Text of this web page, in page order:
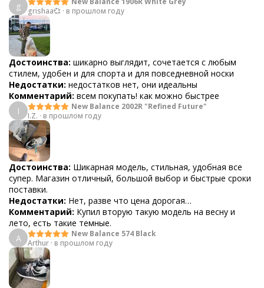
g
grishaa💞 · в прошлом году
Достоинства: шикарно выглядит, сочетается с любым
стилем, удобен и для спорта и для повседневной носки
Недостатки: недостатков нет, они идеальны
Комментарий: всем покупать! как можно быстрее
I
New Balance 2002R "Refined Future"
I.Z. · в прошлом году
Достоинства: Шикарная модель, стильная, удобная все
супер. Магазин отличный, большой выбор и быстрые сроки
поставки.
Недостатки: Нет, разве что цена дорогая…
Комментарий: Купил вторую такую модель на весну и
лето, есть такие темные.
A
New Balance 574 Black
Arthur · в прошлом году